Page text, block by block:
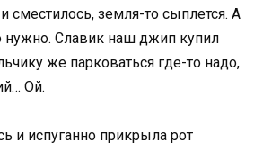
сместилось, земля-то сыплется. А
нужно. Славик наш джип купил
же парковаться где-то надо,
Ой.
и испуганно прикрыла рот